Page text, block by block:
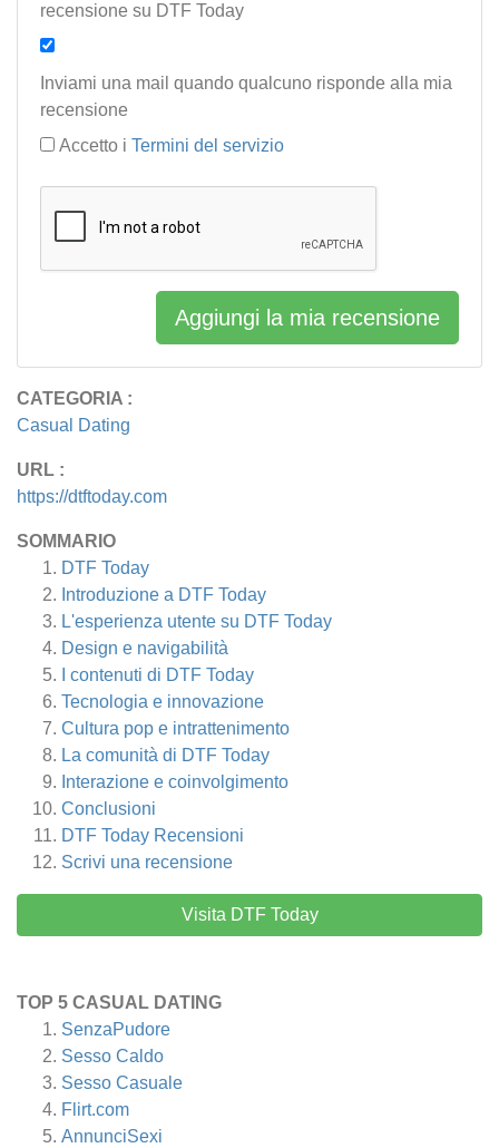
CATEGORIA :
Casual Dating
URL :
https://dtftoday.com
SOMMARIO
DTF Today
Introduzione a DTF Today
L'esperienza utente su DTF Today
Design e navigabilità
I contenuti di DTF Today
Tecnologia e innovazione
Cultura pop e intrattenimento
La comunità di DTF Today
Interazione e coinvolgimento
Conclusioni
DTF Today Recensioni
Scrivi una recensione
Visita DTF Today
TOP 5 CASUAL DATING
SenzaPudore
Sesso Caldo
Sesso Casuale
Flirt.com
AnnunciSexi
recensione su DTF Today
Inviami una mail quando qualcuno risponde alla mia
recensione
Accetto i Termini del servizio
Aggiungi la mia recensione